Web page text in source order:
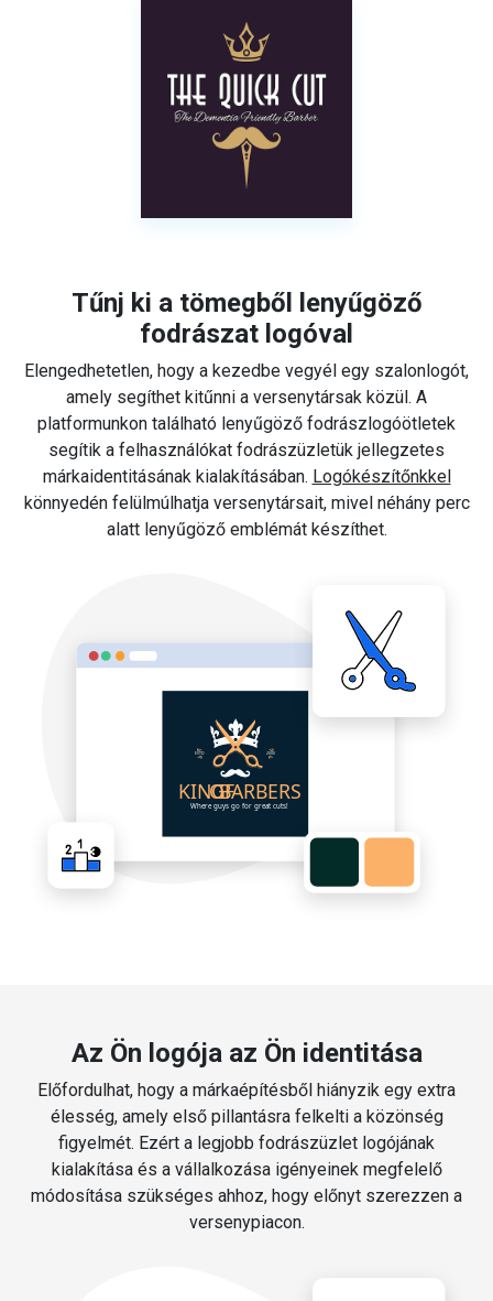
Tűnj ki a tömegből lenyűgöző
fodrászat logóval
Elengedhetetlen, hogy a kezedbe vegyél egy szalonlogót,
amely segíthet kitűnni a versenytársak közül. A
platformunkon található lenyűgöző fodrászlogóötletek
segítik a felhasználókat fodrászüzletük jellegzetes
márkaidentitásának kialakításában. Logókészítőnkkel
könnyedén felülmúlhatja versenytársait, mivel néhány perc
alatt lenyűgöző emblémát készíthet.
Az Ön logója az Ön identitása
Előfordulhat, hogy a márkaépítésből hiányzik egy extra
élesség, amely első pillantásra felkelti a közönség
figyelmét. Ezért a legjobb fodrászüzlet logójának
kialakítása és a vállalkozása igényeinek megfelelő
módosítása szükséges ahhoz, hogy előnyt szerezzen a
versenypiacon.